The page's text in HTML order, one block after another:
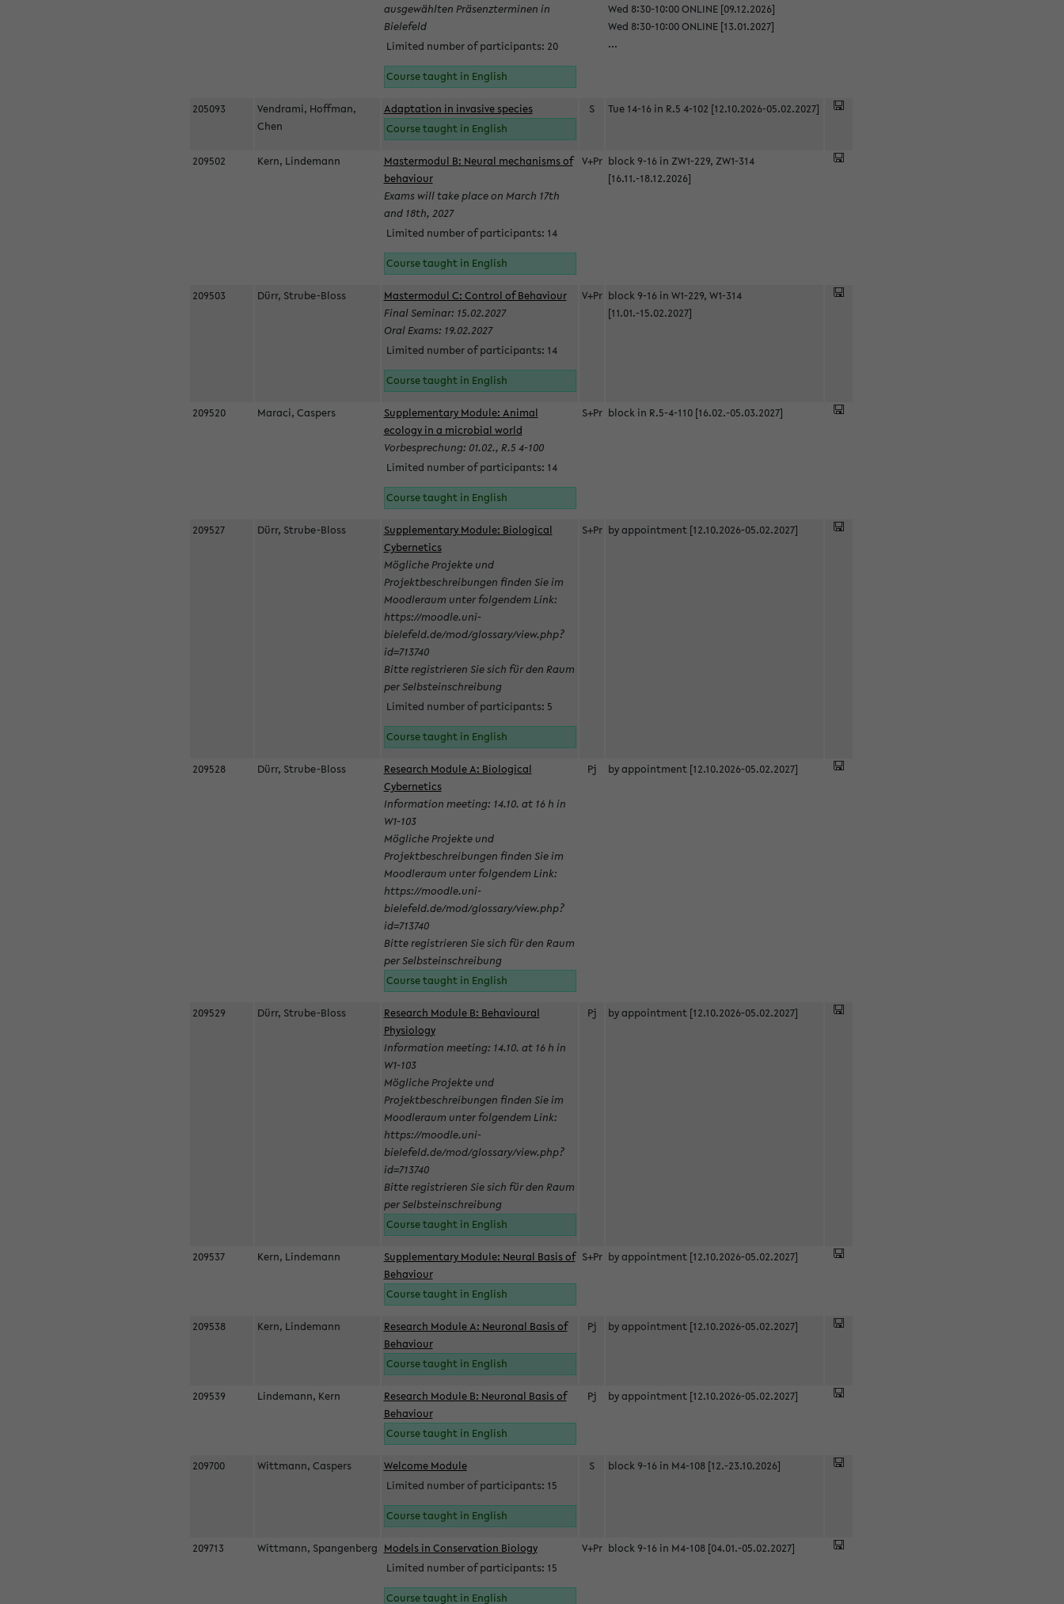
ausgewählten Präsenzterminen in
Bielefeld
Limited number of participants: 20
Course taught in English
Wed 8:30-10:00 ONLINE [09.12.2026]
Wed 8:30-10:00 ONLINE [13.01.2027]
...
205093
Vendrami, Hoffman,
Chen
Adaptation in invasive species
Course taught in English
S Tue 14-16 in R.5 4-102 [12.10.2026-05.02.2027]
209502 Kern, Lindemann
Mastermodul B: Neural mechanisms of
behaviour
Exams will take place on March 17th
and 18th, 2027
Limited number of participants: 14
Course taught in English
V+Pr block 9-16 in ZW1-229, ZW1-314
[16.11.-18.12.2026]
209503 Dürr, Strube-Bloss
Mastermodul C: Control of Behaviour
Final Seminar: 15.02.2027
Oral Exams: 19.02.2027
Limited number of participants: 14
Course taught in English
V+Pr block 9-16 in W1-229, W1-314
[11.01.-15.02.2027]
209520 Maraci, Caspers
Supplementary Module: Animal
ecology in a microbial world
Vorbesprechung: 01.02., R.5 4-100
Limited number of participants: 14
Course taught in English
S+Pr block in R.5-4-110 [16.02.-05.03.2027]
209527 Dürr, Strube-Bloss
Supplementary Module: Biological
Cybernetics
Mögliche Projekte und
Projektbeschreibungen finden Sie im
Moodleraum unter folgendem Link:
https://moodle.uni-
bielefeld.de/mod/glossary/view.php?
id=713740
Bitte registrieren Sie sich für den Raum
per Selbsteinschreibung
Limited number of participants: 5
Course taught in English
S+Pr by appointment [12.10.2026-05.02.2027]
209528 Dürr, Strube-Bloss
Research Module A: Biological
Cybernetics
Information meeting: 14.10. at 16 h in
W1-103
Mögliche Projekte und
Projektbeschreibungen finden Sie im
Moodleraum unter folgendem Link:
https://moodle.uni-
bielefeld.de/mod/glossary/view.php?
id=713740
Bitte registrieren Sie sich für den Raum
per Selbsteinschreibung
Course taught in English
Pj by appointment [12.10.2026-05.02.2027]
209529 Dürr, Strube-Bloss
Research Module B: Behavioural
Physiology
Information meeting: 14.10. at 16 h in
W1-103
Mögliche Projekte und
Projektbeschreibungen finden Sie im
Moodleraum unter folgendem Link:
https://moodle.uni-
bielefeld.de/mod/glossary/view.php?
id=713740
Bitte registrieren Sie sich für den Raum
per Selbsteinschreibung
Course taught in English
Pj by appointment [12.10.2026-05.02.2027]
209537 Kern, Lindemann
Supplementary Module: Neural Basis of
Behaviour
Course taught in English
S+Pr by appointment [12.10.2026-05.02.2027]
209538 Kern, Lindemann
Research Module A: Neuronal Basis of
Behaviour
Course taught in English
Pj by appointment [12.10.2026-05.02.2027]
209539 Lindemann, Kern
Research Module B: Neuronal Basis of
Behaviour
Course taught in English
Pj by appointment [12.10.2026-05.02.2027]
209700 Wittmann, Caspers
Welcome Module
Limited number of participants: 15
Course taught in English
S block 9-16 in M4-108 [12.-23.10.2026]
209713 Wittmann, Spangenberg Models in Conservation Biology
Limited number of participants: 15
Course taught in English
V+Pr block 9-16 in M4-108 [04.01.-05.02.2027]